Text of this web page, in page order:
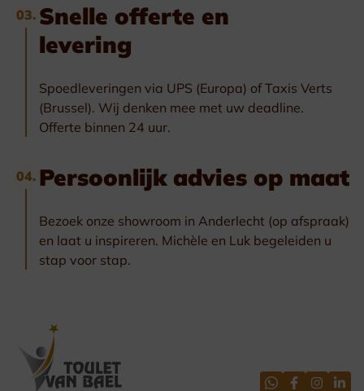
03. Snelle offerte en
levering
Spoedleveringen via UPS (Europa) of Taxis Verts
(Brussel). Wij denken mee met uw deadline.
Offerte binnen 24 uur.
04. Persoonlijk advies op maat
Bezoek onze showroom in Anderlecht (op afspraak)
en laat u inspireren. Michèle en Luk begeleiden u
stap voor stap.